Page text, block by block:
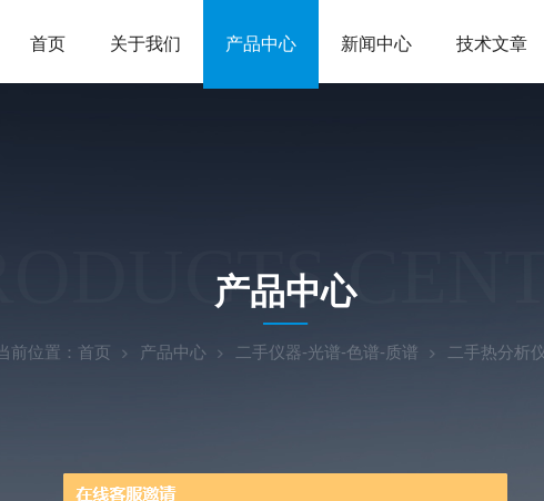
首页 关于我们 产品中心 新闻中心 技术文章
产品中心
前位置： 首页 产品中心 二手仪器-光谱-色谱-质谱 二手热分析